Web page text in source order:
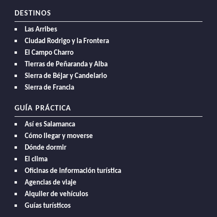
DESTINOS
Las Arribes
Ciudad Rodrigo y la Frontera
El Campo Charro
Tierras de Peñaranda y Alba
Sierra de Béjar y Candelario
Sierra de Francia
GUÍA PRÁCTICA
Así es Salamanca
Cómo llegar y moverse
Dónde dormir
El clima
Oficinas de información turística
Agencias de viaje
Alquiler de vehículos
Guías turísticos